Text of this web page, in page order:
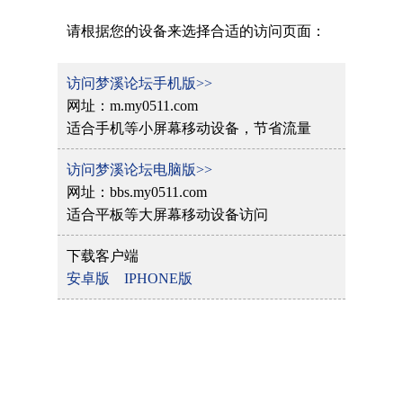
请根据您的设备来选择合适的访问页面：
访问梦溪论坛手机版>>
网址：m.my0511.com
适合手机等小屏幕移动设备，节省流量
访问梦溪论坛电脑版>>
网址：bbs.my0511.com
适合平板等大屏幕移动设备访问
下载客户端
安卓版
IPHONE版